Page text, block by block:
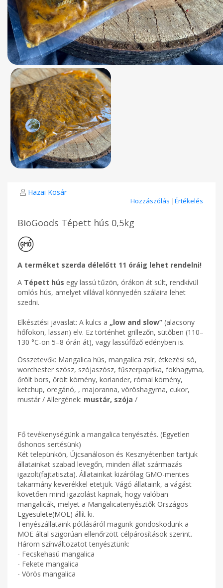
Hazai Kosár
Hozzászólás |Értékelés
BioGoods Tépett hús 0,5kg
A terméket szerda délelőtt 11 óráig lehet rendelni!
A Tépett hús egy lassú tűzön, órákon át sült, rendkívül
omlós hús, amelyet villával könnyedén szálaira lehet
szedni.
Elkésztési javaslat: A kulcs a „low and slow” (alacsony
hőfokon, lassan) elv. Ez történhet grillezőn, sütőben (110–
130 °C-on 5–8 órán át), vagy lassúfőző edényben is.
Összetevők: Mangalica hús, mangalica zsír, étkezési só,
worchester szósz, szójaszósz, fűszerpaprika, fokhagyma,
őrölt bors, őrölt kömény, koriander, római kömény,
ketchup, oregánó, , majoranna, vöröshagyma, cukor,
mustár / Allergének: mustár, szója /
Fő tevékenységünk a mangalica tenyésztés. (Egyetlen
őshonos sertésünk)
Két telepünkön, Újcsanáloson és Kesznyétenben tartjuk
állatainkat szabad levegőn, minden állat származás
igazolt(fajtatiszta). Állatainkat kizárólag GMO-mentes
takarmány keverékkel etetjük. Vágó állataink, a vágást
követően mind igazolást kapnak, hogy valóban
mangalicák, melyet a Mangalicatenyésztők Országos
Egyesülete(MOE) állít ki.
Tenyészállataink pótlásáról magunk gondoskodunk a
MOE által szigorúan ellenőrzött célpárosítások szerint.
Három színváltozatot tenyésztünk:
- Fecskehasú mangalica
- Fekete mangalica
- Vörös mangalica